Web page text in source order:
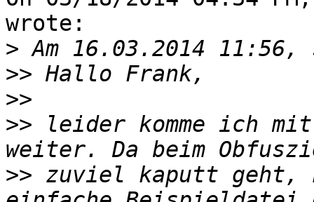
wrote:
>
>>
>>
>> leider komme ich
>> zuviel kaputt geht,